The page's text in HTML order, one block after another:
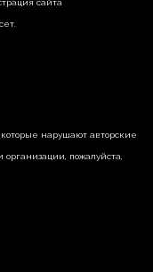
сайта
нарушают авторские
пожалуйста,